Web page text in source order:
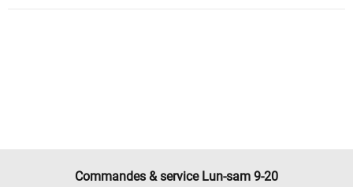
Commandes & service Lun-sam 9-20